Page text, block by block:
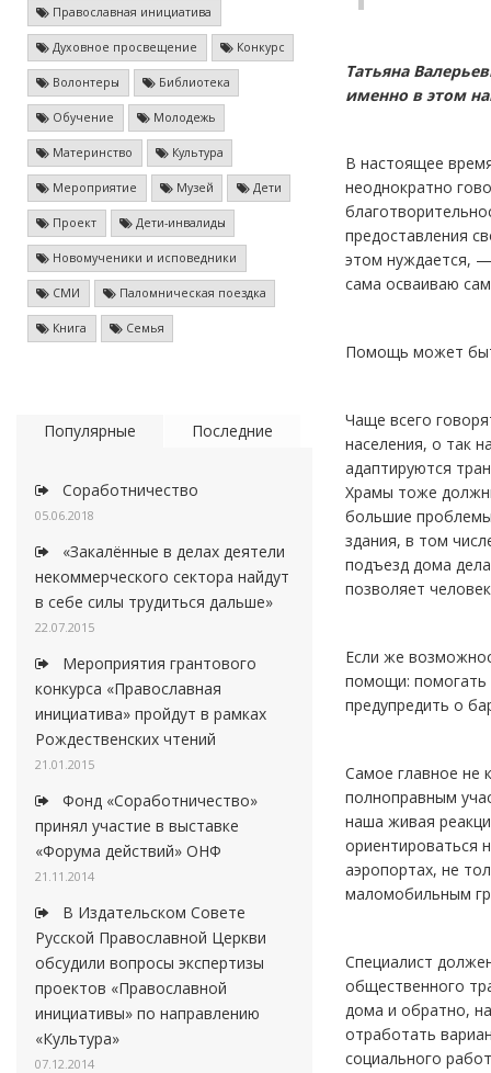
Православная инициатива
Духовное просвещение Конкурс
Волонтеры Библиотека
Обучение Молодежь
Материнство Культура
Мероприятие Музей Дети
Проект Дети-инвалиды
Новомученики и исповедники
СМИ Паломническая поездка
Книга Семья
Популярные Последние
Соработничество
05.06.2018
«Закалённые в делах деятели
некоммерческого сектора найдут
в себе силы трудиться дальше»
22.07.2015
Мероприятия грантового
конкурса «Православная
инициатива» пройдут в рамках
Рождественских чтений
21.01.2015
Фонд «Соработничество»
принял участие в выставке
«Форума действий» ОНФ
21.11.2014
В Издательском Совете
Русской Православной Церкви
обсудили вопросы экспертизы
проектов «Православной
инициативы» по направлению
«Культура»
07.12.2014
Татьяна
именно в этом
В настоящее
неоднократно
предоставления
этом нуждается, —
сама осваиваю
Помощь может
Чаще всего
населения, о так
адаптируются
Храмы тоже
большие
здания, в том
подъезд дома
позволяет
Если же
помощи: помогать
предупредить о
Самое главное не
полноправным
наша живая
ориентироваться
аэропортах, не
маломобильным
Специалист
общественного
дома и обратно,
отработать
социального